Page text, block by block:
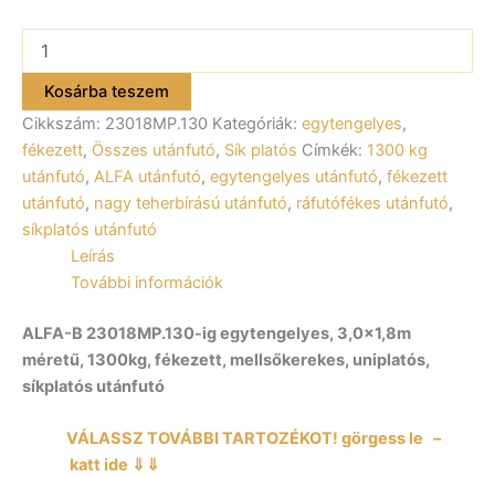
23018MP.130-
egytengelyes
fékezett
utánfutó
300x180cm
–
1300kg
össztömeg
mennyiség
Kosárba teszem
Cikkszám: 23018MP.130 Kategóriák: egytengelyes,
fékezett, Összes utánfutó, Sík platós Címkék: 1300 kg
utánfutó, ALFA utánfutó, egytengelyes utánfutó, fékezett
utánfutó, nagy teherbírású utánfutó, ráfutófékes utánfutó,
síkplatós utánfutó
Leírás
További információk
ALFA-B 23018MP.130-ig egytengelyes, 3,0×1,8m
méretű, 1300kg, fékezett, mellsőkerekes, uniplatós,
síkplatós utánfutó
VÁLASSZ TOVÁBBI TARTOZÉKOT! görgess le –
katt ide ⇓⇓